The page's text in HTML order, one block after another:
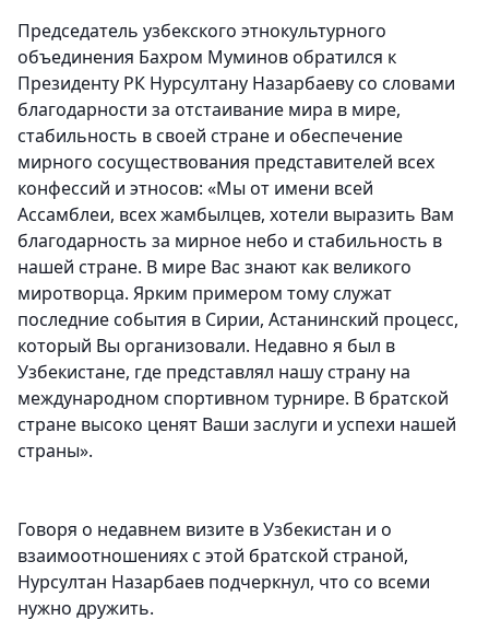
Председатель узбекского этнокультурного
объединения Бахром Муминов обратился к
Президенту РК Нурсултану Назарбаеву со словами
благодарности за отстаивание мира в мире,
стабильность в своей стране и обеспечение
мирного сосуществования представителей всех
конфессий и этносов: «Мы от имени всей
Ассамблеи, всех жамбылцев, хотели выразить Вам
благодарность за мирное небо и стабильность в
нашей стране. В мире Вас знают как великого
миротворца. Ярким примером тому служат
последние события в Сирии, Астанинский процесс,
который Вы организовали. Недавно я был в
Узбекистане, где представлял нашу страну на
международном спортивном турнире. В братской
стране высоко ценят Ваши заслуги и успехи нашей
страны».
Говоря о недавнем визите в Узбекистан и о
взаимоотношениях с этой братской страной,
Нурсултан Назарбаев подчеркнул, что со всеми
нужно дружить.